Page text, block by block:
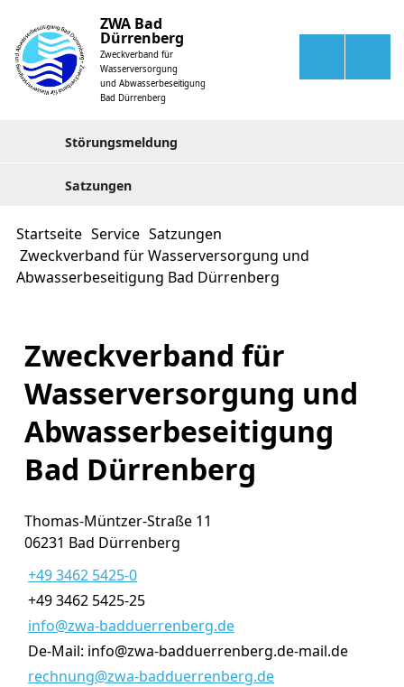
ZWA Bad
Dürrenberg
Zweckverband für
Wasserversorgung
und Abwasserbeseitigung
Bad Dürrenberg
Störungsmeldung
Satzungen
Startseite Service Satzungen
Zweckverband für Wasserversorgung und
Abwasserbeseitigung Bad Dürrenberg
Zweckverband für
Wasserversorgung und
Abwasserbeseitigung
Bad Dürrenberg
Thomas-Müntzer-Straße 11
06231 Bad Dürrenberg
+49 3462 5425-0
+49 3462 5425-25
info@zwa-badduerrenberg.de
De-Mail: info@zwa-badduerrenberg.de-mail.de
rechnung@zwa-badduerrenberg.de